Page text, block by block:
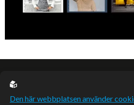
EU casino
Den här webbplatsen använder